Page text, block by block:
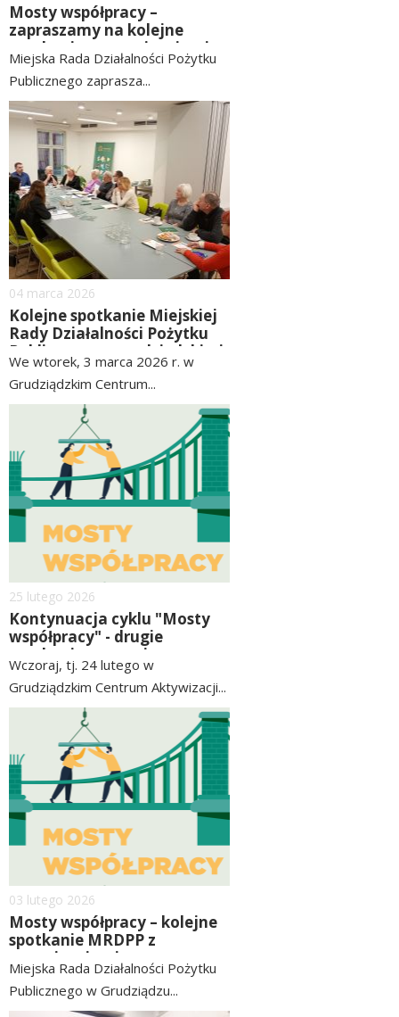
Mosty współpracy –
zapraszamy na kolejne
spotkanie z organizacjami
Miejska Rada Działalności Pożytku
Publicznego zaprasza...
czytaj
więcej
image
Dodano
04 marca 2026
Kolejne spotkanie Miejskiej
Rady Działalności Pożytku
Publicznego z grudziądzkimi
radami – Powiatową
Społeczna Radą ds. Osób
Niepełnosprawnych w
Grudziądzu, Grudziądzką
Radą Seniorów i Radą Sportu
gminy-miasto Grudziądz
We wtorek, 3 marca 2026 r. w
Grudziądzkim Centrum...
czytaj
image
Dodano
25 lutego 2026
Kontynuacja cyklu "Mosty
współpracy" - drugie
spotkanie za nami
Wczoraj, tj. 24 lutego w
Grudziądzkim Centrum Aktywizacji...
czytaj
image
Dodano
03 lutego 2026
Mosty współpracy – kolejne
spotkanie MRDPP z
organizacjami
Miejska Rada Działalności Pożytku
Publicznego w Grudziądzu...
czytaj